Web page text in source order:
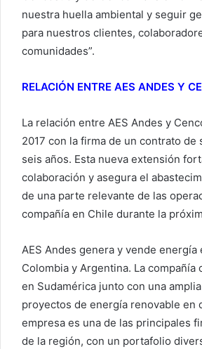
nuestra huella ambiental y seguir
para nuestros clientes,
comunidades”.
RELACIÓN ENTRE AES ANDES Y
La relación entre AES Andes y
2017 con la firma de un contrato de
seis años. Esta nueva extensión
colaboración y asegura el
de una parte relevante de las
compañía en Chile durante la
AES Andes genera y vende energía
Colombia y Argentina. La compañía
en Sudamérica junto con una
proyectos de energía renovable en
empresa es una de las principales
de la región, con un portafolio